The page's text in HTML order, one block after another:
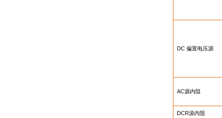
DC偏置电压源
AC源内阻
DCR源内阻